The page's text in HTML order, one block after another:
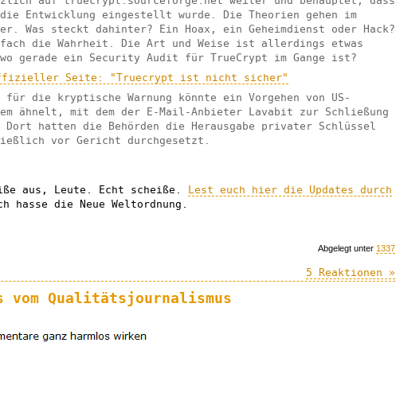
Entwicklung eingestellt wurde. Die Theorien gehen im
Was steckt dahinter? Ein Hoax, ein Geheimdienst oder Hack?
die Wahrheit. Die Art und Weise ist allerdings etwas
gerade ein Security Audit für TrueCrypt im Gange ist?
offizieller Seite: "Truecrypt ist nicht sicher"
für die kryptische Warnung könnte ein Vorgehen von US-
ähnelt, mit dem der E-Mail-Anbieter Lavabit zur Schließung
Dort hatten die Behörden die Herausgabe privater Schlüssel
vor Gericht durchgesetzt.
aus, Leute. Echt scheiße.
Lest euch hier die Updates durch
hasse die Neue Weltordnung.
Abgelegt unter 1337
5 Reaktionen »
vom Qualitätsjournalismus